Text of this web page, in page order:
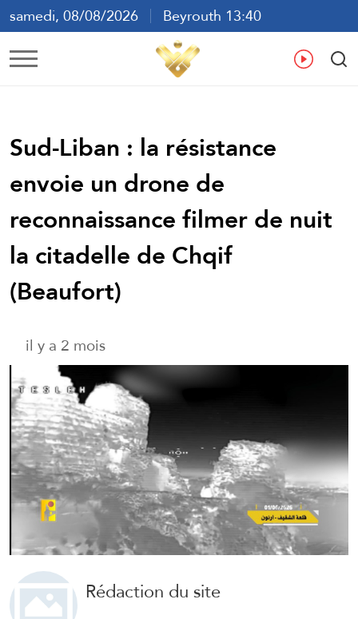
samedi, 08/08/2026
Beyrouth 13:40
ع
Sud-Liban : la résistance
envoie un drone de
reconnaissance filmer de nuit
la citadelle de Chqif
(Beaufort)
il y a 2 mois
Rédaction du site